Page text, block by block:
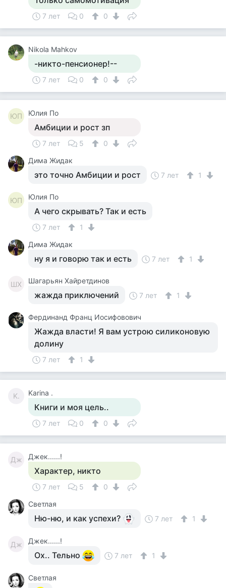
7 лет 0 0
Nikola Mahkov
-никто-пенсионер!--
7 лет 0 0
ЮП Юлия По
Амбиции и рост зп
7 лет 5
0
Дима Жидак
это точно Амбиции и рост 7 лет 1
ЮП Юлия По
А чего скрывать? Так и есть
7 лет
1
Дима Жидак
ну я и говорю так и есть 7 лет 1
ШХ Шагарьян Хайретдинов
жажда приключений 7 лет 1
Фердинанд Франц Иосифовович
Жажда власти! Я вам устрою силиконовую
долину
7 лет 1
K. Karina .
Книги и моя цель..
7 лет 0 0
Дж Джек......!
Характер, никто
7 лет 5
0
Светлая
Ню-ню, и как успехи? 7 лет 1
Дж Джек......!
Ох.. Тельно 7 лет 1
Светлая